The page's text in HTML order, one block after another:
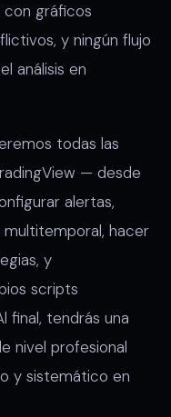
gráficos
y ningún flujo
análisis en
todas las
— desde
alertas,
multitemporal, hacer
y
scripts
final, tendrás una
nivel profesional
y sistemático en